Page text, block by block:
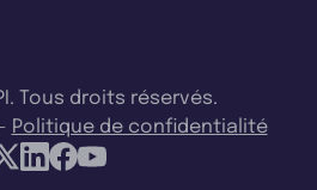
Tous droits réservés.
Politique de confidentialité